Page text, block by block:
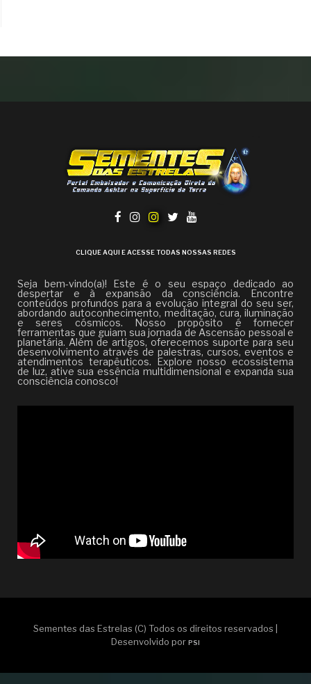
CLIQUE AQUI E ACESSE TODAS NOSSAS REDES
Seja bem-vindo(a)! Este é o seu espaço dedicado ao
despertar e à expansão da consciência. Encontre
conteúdos profundos para a evolução integral do seu ser,
abordando autoconhecimento, meditação, cura, iluminação
e seres cósmicos. Nosso propósito é fornecer
ferramentas que guiam sua jornada de Ascensão pessoal e
planetária. Além de artigos, oferecemos suporte para seu
desenvolvimento através de palestras, cursos, eventos e
atendimentos terapêuticos. Explore nosso ecossistema
de luz, ative sua essência multidimensional e expanda sua
consciência conosco!
Sementes das Estrelas (C) Todos os direitos reservados |
Desenvolvido por PSI